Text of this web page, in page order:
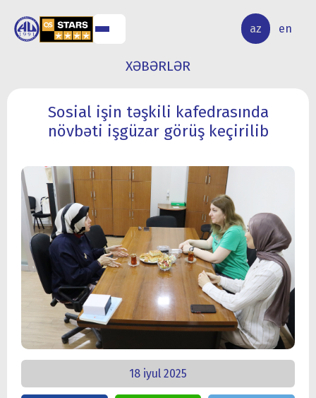
az en
ELMİ
TƏDQİQAT
XƏBƏRLƏR
Sosial işin təşkili kafedrasında
növbəti işgüzar görüş keçirilib
18 iyul 2025